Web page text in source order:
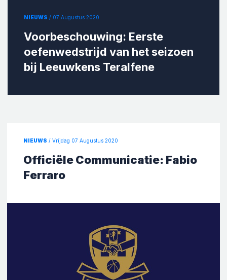
NIEUWS / 07 Augustus 2020
Voorbeschouwing: Eerste
oefenwedstrijd van het seizoen
bij Leeuwkens Teralfene
NIEUWS / Vrijdag 07 Augustus 2020
Officiële Communicatie: Fabio
Ferraro